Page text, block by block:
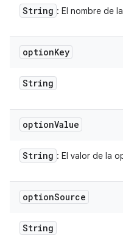
String : El nombre de
optionKey
String
optionValue
String : El valor de la
optionSource
String